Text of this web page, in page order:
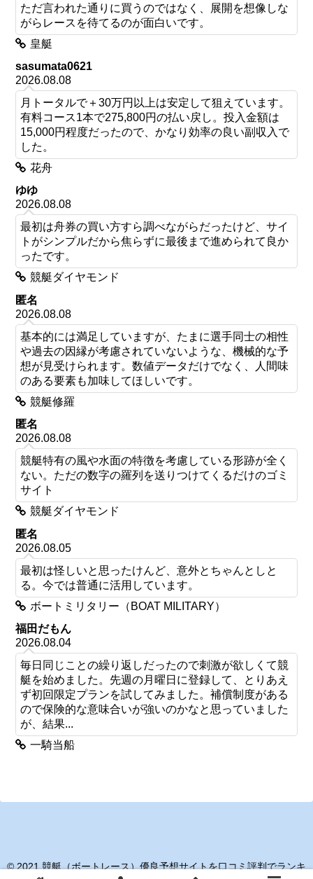
ただ言われた通りに買うのではなく、展開を想像しな
がらレースを待てるのが面白いです。
皇艇
sasumata0621
2026.08.08
月トータルで＋30万円以上は安定して狙えています。
有料コース1本で275,800円の払い戻し。投入金額は
15,000円程度だったので、かなり効率の良い副収入で
した。
花舟
ゆゆ
2026.08.08
最初は舟券の買い方すら調べながらだったけど、サイ
トがシンプルだから焦らずに最後まで進められて良か
ったです。
競艇ダイヤモンド
匿名
2026.08.08
基本的には満足していますが、たまに選手同士の相性
や過去の因縁が考慮されていないような、機械的な予
想が見受けられます。数値データだけでなく、人間味
のある要素も加味してほしいです。
競艇修羅
匿名
2026.08.08
競艇特有の風や水面の特徴を考慮している形跡が全く
ない。ただの数字の羅列を送りつけてくるだけのゴミ
サイト
競艇ダイヤモンド
匿名
2026.08.05
最初は怪しいと思ったけんど、意外とちゃんとしと
る。今では普通に活用しています。
ボートミリタリー（BOAT MILITARY）
福田だもん
2026.08.04
毎日同じことの繰り返しだったので刺激が欲しくて競
艇を始めました。先週の月曜日に登録して、とりあえ
ず初回限定プランを試してみました。補償制度がある
ので保険的な意味合いが強いのかなと思っていました
が、結果...
一騎当船
© 2021 競艇（ボートレース）優良予想サイトを口コミ評判でランキ